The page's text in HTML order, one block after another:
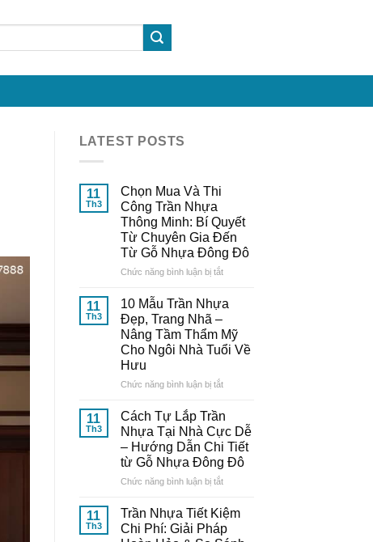
LATEST POSTS
11
Th3
Chọn Mua Và Thi
Công Trần Nhựa
Thông Minh: Bí Quyết
Từ Chuyên Gia Đến
Từ Gỗ Nhựa Đông Đô
Chức năng bình luận bị tắtở
Công
Trần
Thông
Quyết
Từ
Chuyên
Gia
Đến
Nhựa
Đông
11
Th3
10 Mẫu Trần Nhựa
Đẹp, Trang Nhã –
Nâng Tầm Thẩm Mỹ
Cho Ngôi Nhà Tuổi Về
Hưu
Chức năng bình luận bị tắtở
Trần
Nhựa
Đẹp,
Trang
Nhã
Nâng
Tầm
Thẩm
11
Th3
Cách Tự Lắp Trần
Nhựa Tại Nhà Cực Dễ
– Hướng Dẫn Chi Tiết
từ Gỗ Nhựa Đông Đô
Chức năng bình luận bị tắtở
Tự
Lắp
Trần
11
Th3
Trần Nhựa Tiết Kiệm
Chi Phí: Giải Pháp